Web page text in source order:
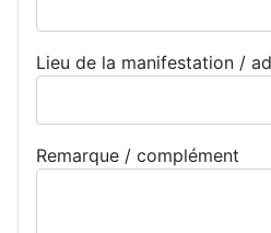
Lieu de la manifestation /
Remarque / complément